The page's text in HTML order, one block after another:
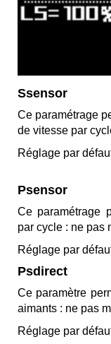
Ssensor
Ce paramétrage
de vitesse par
Réglage par
Psensor
Ce paramétrage
par cycle : ne pas
Réglage par
Psdirect
Ce paramètre
aimants : ne pas
Réglage par